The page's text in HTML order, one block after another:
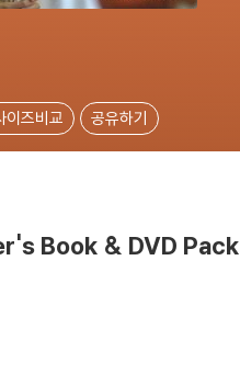
이즈비교 공유하기
Book & DVD Pack